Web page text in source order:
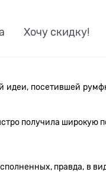
Хочу скидку!
посетившей
получила широкую
правда,